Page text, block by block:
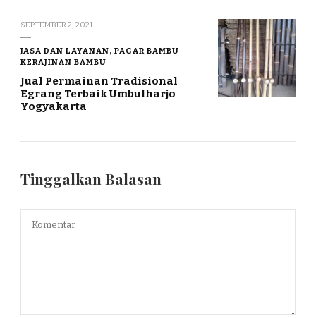
SEPTEMBER 2, 2021
JASA DAN LAYANAN, PAGAR BAMBU
KERAJINAN BAMBU
Jual Permainan Tradisional
Egrang Terbaik Umbulharjo
Yogyakarta
Tinggalkan Balasan